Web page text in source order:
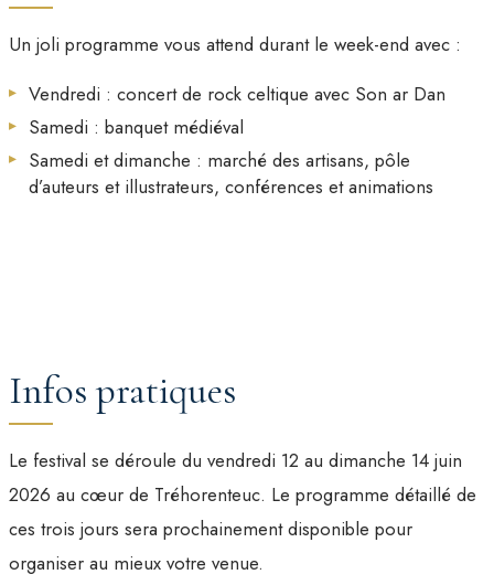
Un joli programme vous attend durant le week-end avec :
Vendredi : concert de rock celtique avec Son ar Dan
Samedi : banquet médiéval
Samedi et dimanche : marché des artisans, pôle
d’auteurs et illustrateurs, conférences et animations
Infos pratiques
Le festival se déroule du vendredi 12 au dimanche 14 juin
2026 au cœur de Tréhorenteuc. Le programme détaillé de
ces trois jours sera prochainement disponible pour
organiser au mieux votre venue.